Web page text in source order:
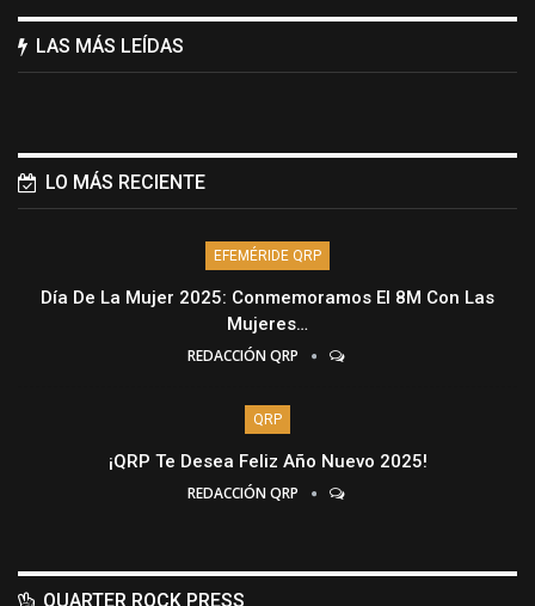
LAS MÁS LEÍDAS
LO MÁS RECIENTE
EFEMÉRIDE QRP
Día De La Mujer 2025: Conmemoramos El 8M Con Las
Mujeres…
REDACCIÓN QRP
QRP
¡QRP Te Desea Feliz Año Nuevo 2025!
REDACCIÓN QRP
QUARTER ROCK PRESS